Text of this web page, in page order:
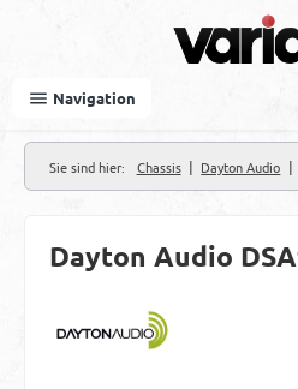
Navigation
Sie sind hier: Chassis | Dayton Audio |
Dayton Audio